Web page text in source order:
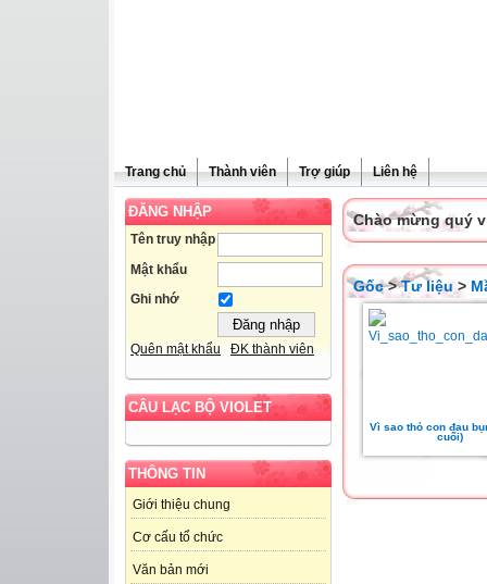
Trang chủ Thành viên Trợ giúp Liên hệ
ĐĂNG NHẬP
Tên truy nhập
Mật khẩu
Ghi nhớ
Quên mật khẩu ĐK thành viên
CÂU LẠC BỘ VIOLET
THÔNG TIN
Giới thiệu chung
Cơ cấu tổ chức
Văn bản mới
Chào mừng quý
Gốc>Tư liệu>
Vì sao thỏ con đau
cuối)